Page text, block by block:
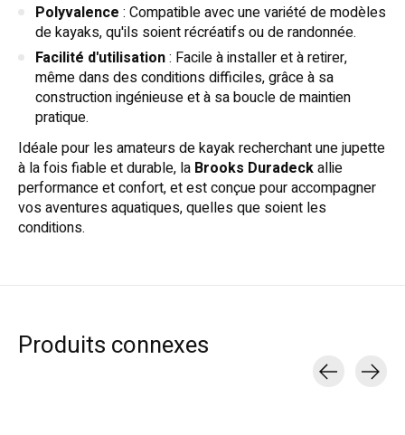
Polyvalence : Compatible avec une variété de modèles
de kayaks, qu'ils soient récréatifs ou de randonnée.
Facilité d'utilisation: Facile à installer et à retirer,
même dans des conditions difficiles, grâce à sa
construction ingénieuse et à sa boucle de maintien
pratique.
Idéale pour les amateurs de kayak recherchant une jupette
à la fois fiable et durable, la Brooks Duradeckallie
performance et confort, et est conçue pour accompagner
vos aventures aquatiques, quelles que soient les
conditions.
Produits connexes